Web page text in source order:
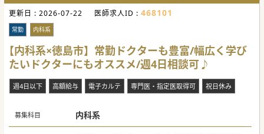
更新日 : 2026-07-22 医師求人ID : 468101
常勤 内科系
【内科系×徳島市】常勤ドクターも豊富/幅広く学び
たいドクターにもオススメ/週4日相談可♪
週4日以下 高額給与 電子カルテ 専門医・指定医取得可 祝日休み
募集科目 内科系